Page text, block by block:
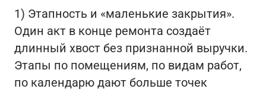
1) Этапность и «маленькие закрытия».
Один акт в конце ремонта создаёт
длинный хвост без признанной выручки.
Этапы по помещениям, по видам работ,
по календарю дают больше точек